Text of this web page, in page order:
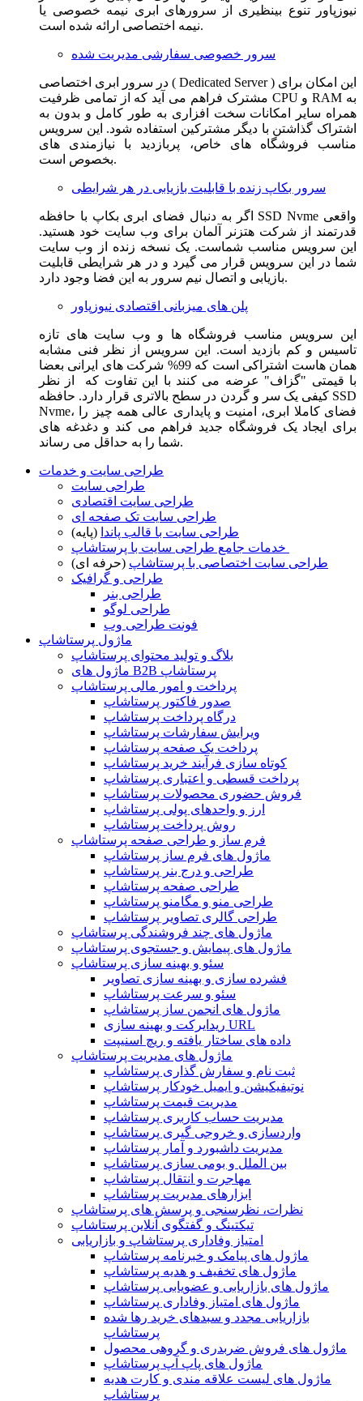
نیوزپاور تنوع بینظیری از سرورهای ابری نیمه خصوصی یا
نیمه اختصاصی ارائه شده است.
سرور خصوصی سفارشی مدیریت شده
در سرور ابری اختصاصی ( Dedicated Server ) این امکان برای
مشترک فراهم می آید که از تمامی ظرفیت CPU و RAM به
همراه سایر امکانات سخت افزاری به طور کامل و بدون به
اشتراک گذاشتن با دیگر مشترکین استفاده شود. این سرویس
مناسب فروشگاه های خاص، پربازدید با نیازمندی های
بخصوص است.
سرور بکاپ زنده با قابلیت بازیابی در هر شرایطی
اگر به دنبال فضای ابری بکاپ با حافظه SSD Nvme واقعی
قدرتمند از شرکت هتزنر آلمان برای وب سایت خود هستید.
این سرویس مناسب شماست. یک نسخه زنده از وب سایت
شما در این سرویس قرار می گیرد و در هر شرایطی قابلیت
بازیابی و اتصال نیم سرور به این فضا وجود دارد.
پلن های میزبانی اقتصادی نیوزپاور
این سرویس مناسب فروشگاه ها و وب سایت های تازه
تاسیس و کم بازدید است. این سرویس از نظر فنی مشابه
همان هاست اشتراکی است که 99% شرکت های ایرانی بعضا
با قیمتی "گزاف" عرضه می کنند با این تفاوت که از نظر
کیفی یک سر و گردن در سطح بالاتری قرار دارد. حافظه SSD
Nvme، فضای کاملا ابری، امنیت و پایداری عالی همه چیز را
برای ایجاد یک فروشگاه جدید فراهم می کند و دغدغه های
شما را به حداقل می رساند.
طراحی سایت و خدمات
طراحی سایت
طراحی سایت اقتصادی
طراحی سایت تک صفحه ای
طراحی سایت با قالب پاندا (پایه)
طراحی سایت اختصاصی با پرستاشاپ (حرفه ای)
طراحی و گرافیک
طراحی بنر
طراحی لوگو
فونت طراحی وب
ماژول پرستاشاپ
بلاگ و تولید محتوای پرستاشاپ
ماژول های B2B پرستاشاپ
پرداخت و امور مالی پرستاشاپ
صدور فاکتور پرستاشاپ
درگاه پرداخت پرستاشاپ
ویرایش سفارشات پرستاشاپ
پرداخت یک صفحه پرستاشاپ
کوتاه سازی فرآیند خرید پرستاشاپ
پرداخت قسطی و اعتباری پرستاشاپ
فروش حضوری محصولات پرستاشاپ
ارز و واحدهای پولی پرستاشاپ
روش پرداخت پرستاشاپ
فرم ساز و طراحی صفحه پرستاشاپ
ماژول های فرم ساز پرستاشاپ
طراحی و درج بنر پرستاشاپ
طراحی صفحه پرستاشاپ
طراحی منو و مگامنو پرستاشاپ
طراحی گالری تصاویر پرستاشاپ
ماژول های چند فروشندگی پرستاشاپ
ماژول های پیمایش و جستجوی پرستاشاپ
سئو و بهینه سازی پرستاشاپ
فشرده سازی و بهینه سازی تصاویر
سئو و سرعت پرستاشاپ
ماژول های انجمن ساز پرستاشاپ
ریدایرکت و بهینه سازی URL
داده های ساختار یافته و ریچ اسنیپت
ماژول های مدیریت پرستاشاپ
ثبت نام و سفارش گذاری پرستاشاپ
نوتیفیکیشن و ایمیل خودکار پرستاشاپ
مدیریت قیمت پرستاشاپ
مدیریت حساب کاربری پرستاشاپ
واردسازی و خروجی گیری پرستاشاپ
مدیریت داشبورد و آمار پرستاشاپ
بین الملل و بومی سازی پرستاشاپ
مهاجرت و انتقال پرستاشاپ
ابزارهای مدیریت پرستاشاپ
نظرات، نظرسنجی و پرسش های پرستاشاپ
تیکتینگ و گفتگوی آنلاین پرستاشاپ
امتیاز وفاداری پرستاشاپ و بازاریابی
ماژول های پیامک و خبرنامه پرستاشاپ
ماژول های تخفیف و هدیه پرستاشاپ
ماژول های بازاریابی و عضویابی پرستاشاپ
ماژول های امتیاز وفاداری پرستاشاپ
بازاریابی مجدد و سبدهای خرید رها شده
پرستاشاپ
ماژول های فروش ضربدری و گروهی محصول
ماژول های پاپ آپ پرستاشاپ
ماژول های لیست علاقه مندی و کارت هدیه
پرستاشاپ